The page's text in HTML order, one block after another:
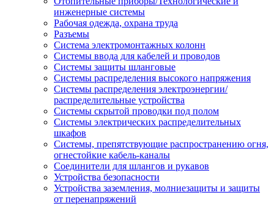
инженерные системы
Рабочая одежда, охрана труда
Разъемы
Система электромонтажных колонн
Системы ввода для кабелей и проводов
Системы защиты шланговые
Системы распределения высокого напряжения
Системы распределения электроэнергии/
распределительные устройства
Системы скрытой проводки под полом
Системы электрических распределительных
шкафов
Системы, препятствующие распространению огня,
огнестойкие кабель-каналы
Соединители для шлангов и рукавов
Устройства безопасности
Устройства заземления, молниезащиты и защиты
от перенапряжений